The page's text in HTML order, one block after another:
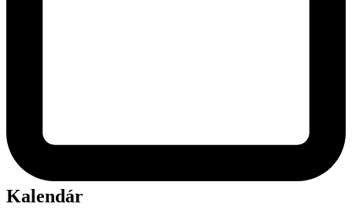
Kalendár